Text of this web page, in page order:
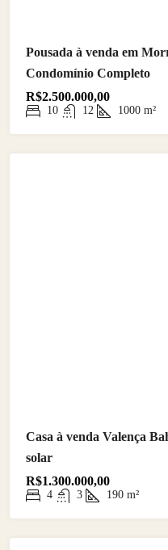
Pousada à venda em
Condomínio Completo
R$2.500.000,00
10 12 1000 m²
Casa à venda Valença
solar
R$1.300.000,00
4 3 190 m²